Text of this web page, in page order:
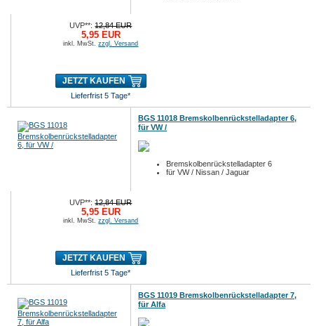
UVP**:12,84 EUR
5,95 EUR
inkl. MwSt.zzgl. Versand
JETZT KAUFEN
Lieferfrist 5 Tage*
BGS 11018 Bremskolbenrückstelladapter 6,
für VW /
Bremskolbenrückstelladapter 6
für VW / Nissan / Jaguar
UVP**:12,84 EUR
5,95 EUR
inkl. MwSt.zzgl. Versand
JETZT KAUFEN
Lieferfrist 5 Tage*
BGS 11019 Bremskolbenrückstelladapter 7,
für Alfa